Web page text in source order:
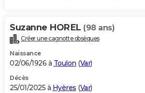
Suzanne HOREL (98 ans)
Créer une cagnotte obsèques
Naissance
02/06/1926 à Toulon (Var)
Décès
25/01/2025 à Hyères (Var)